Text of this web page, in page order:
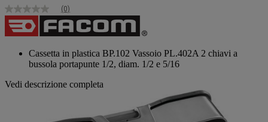
Nessuna
valutazione
Stesso
pagina.
(0)
Cassetta in plastica BP.102 Vassoio PL.402A 2 chiavi a
bussola portapunte 1/2, diam. 1/2 e 5/16
Vedi descrizione completa